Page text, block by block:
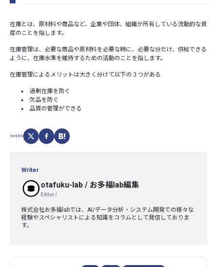
在庫とは、原材料や商品など、企業や団体、組織が所有している流動的な資
産のことを指します。
在庫管理は、必要な商品や原材料を必要な時に、必要な分だけ、供給できる
ように、在庫水準を維持するための活動のことを指します。
在庫管理によるメリットは大きく分けて以下の３つがある
過剰在庫を防ぐ
欠品を防ぐ
品質の管理ができる
SHERE
Writer
otafuku-lab / お多福lab編集
Editor /
株式会社お多福labでは、AI/データ分析・システム開発での様々な
経験やスペシャリストによる知識をコラムとして発信しておりま
す。